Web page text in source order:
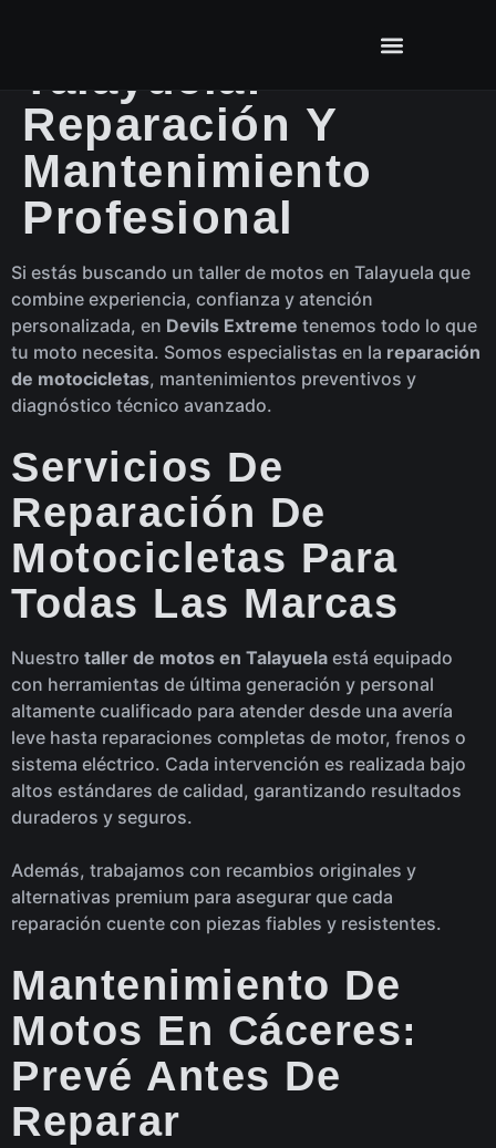
Taller De Motos En
Talayuela:
Reparación Y
Mantenimiento
Profesional
Si estás buscando un taller de motos en Talayuela que
combine experiencia, confianza y atención
personalizada, en Devils Extreme tenemos todo lo que
tu moto necesita. Somos especialistas en la reparación
de motocicletas, mantenimientos preventivos y
diagnóstico técnico avanzado.
Servicios De
Reparación De
Motocicletas Para
Todas Las Marcas
Nuestro taller de motos en Talayuela está equipado
con herramientas de última generación y personal
altamente cualificado para atender desde una avería
leve hasta reparaciones completas de motor, frenos o
sistema eléctrico. Cada intervención es realizada bajo
altos estándares de calidad, garantizando resultados
duraderos y seguros.
Además, trabajamos con recambios originales y
alternativas premium para asegurar que cada
reparación cuente con piezas fiables y resistentes.
Mantenimiento De
Motos En Cáceres:
Prevé Antes De
Reparar